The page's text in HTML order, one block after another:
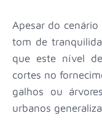
Apesar do
tom de
que este nível
cortes no
galhos ou
urbanos